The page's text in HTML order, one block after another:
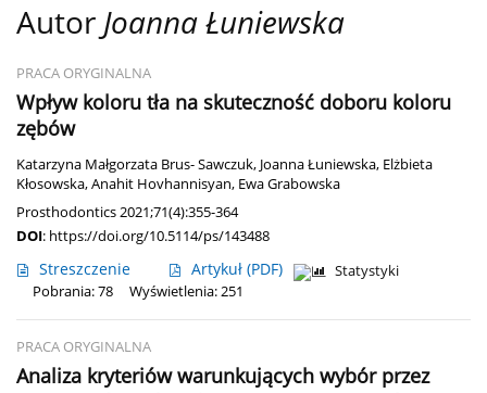
Autor Joanna Łuniewska
PRACA ORYGINALNA
Wpływ koloru tła na skuteczność doboru koloru
zębów
Katarzyna Małgorzata Brus- Sawczuk, Joanna Łuniewska, Elżbieta
Kłosowska,Anahit Hovhannisyan, Ewa Grabowska
Prosthodontics 2021;71(4):355-364
DOI: https://doi.org/10.5114/ps/143488
Streszczenie Artykuł (PDF)
Statystyki
Pobrania: 78
Wyświetlenia: 251
PRACA ORYGINALNA
Analiza kryteriów warunkujących wybór przez